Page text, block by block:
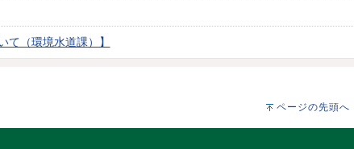
て（環境水道課）】
ページの先頭へ